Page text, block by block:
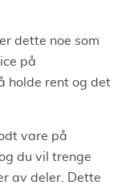
dette noe som
på
holde rent og det
vare på
du vil trenge
av deler. Dette